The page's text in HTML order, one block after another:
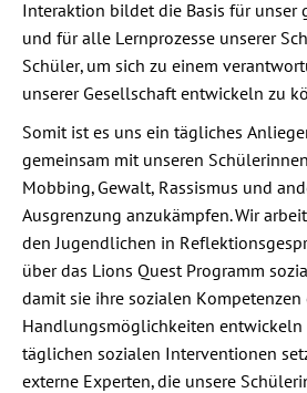
Interaktion bildet die Basis für unser
und für alle Lernprozesse unserer
Schüler, um sich zu einem
unserer Gesellschaft entwickeln zu kö
Somit ist es uns ein tägliches
gemeinsam mit unseren
Mobbing, Gewalt, Rassismus und
Ausgrenzung anzukämpfen. Wir
den Jugendlichen in
über das Lions Quest Programm
damit sie ihre sozialen
Handlungsmöglichkeiten entwickeln
täglichen sozialen Interventionen
externe Experten, die unsere Schül